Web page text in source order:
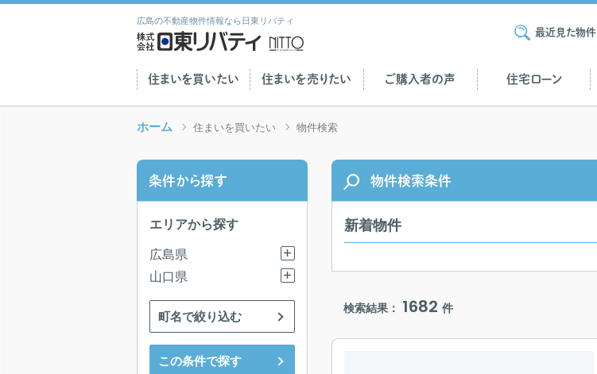
広島の不動産物件情報なら日東リバティ
最近見た物件
住まいを買いたい 住まいを売りたい ご購入者の声 住宅ローン
ホーム 住まいを買いたい 物件検索
条件から探す
エリアから探す
広島県
山口県
町名で絞り込む
この条件で探す
物件検索条件
新着物件
検索結果： 1682 件